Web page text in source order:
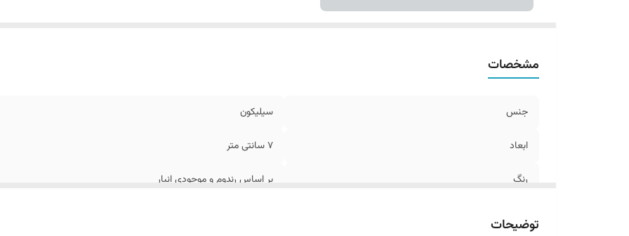
مشخصات
جنس سیلیکون
ابعاد 7 سانتی متر
رنگ بر اساس رندوم و موجودی انبار
توضیحات